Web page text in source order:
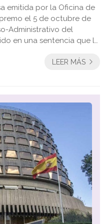
emitida por la Oficina de
el 5 de octubre de
Administrativo del
en una sentencia que la
web de contenidos
judicial. La sentencia
LEER MÁS